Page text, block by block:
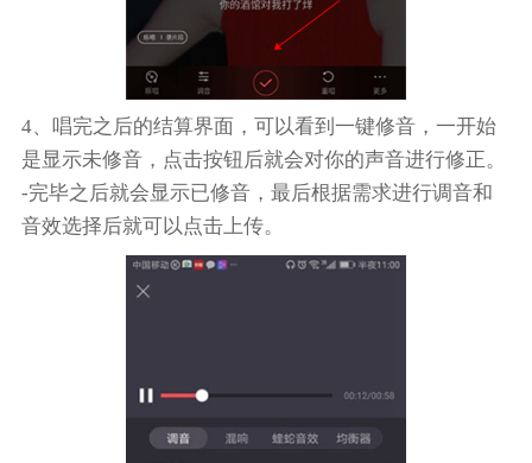
4、唱完之后的结算界面，可以看到一键修音，一开始
是显示未修音，点击按钮后就会对你的声音进行修正。
-完毕之后就会显示已修音，最后根据需求进行调音和
音效选择后就可以点击上传。